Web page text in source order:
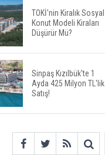
Miras Kalan Ev ve Tarım
Arazilerinde Yeni Dönem
Başlıyor
Avrupa'da Konut
Yatırımında Yeni Cazip
Ülke: Fransa
TOKİ'nin Kiralık Sosyal
Konut Modeli Kiraları
Düşürür Mü?
Sinpaş Kızılbük'te 1
Ayda 425 Milyon TL'lik
Satış!